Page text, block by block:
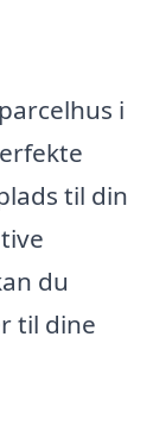
i
til din
du
til dine